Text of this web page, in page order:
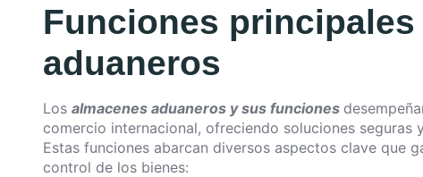
Funciones
aduaneros
Los almacenes aduaneros y sus funciones
comercio internacional, ofreciendo soluciones
Estas funciones abarcan diversos aspectos clave que
control de los bienes: